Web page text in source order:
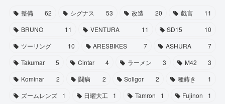
整備 62 シグナス 53 改造 20 戯言
11
BRUNO
11 VENTURA 11 SD15
10
ツーリング
10 ARESBIKES 7 ASHURA
7
Takumar
5 Cintar 4 ラーメン 3 M42
3
Kominar
2 闘病 2 Soligor 2 種蒔き
1
ズームレンズ
1 日曜大工 1 Tamron 1 Fujinon
1